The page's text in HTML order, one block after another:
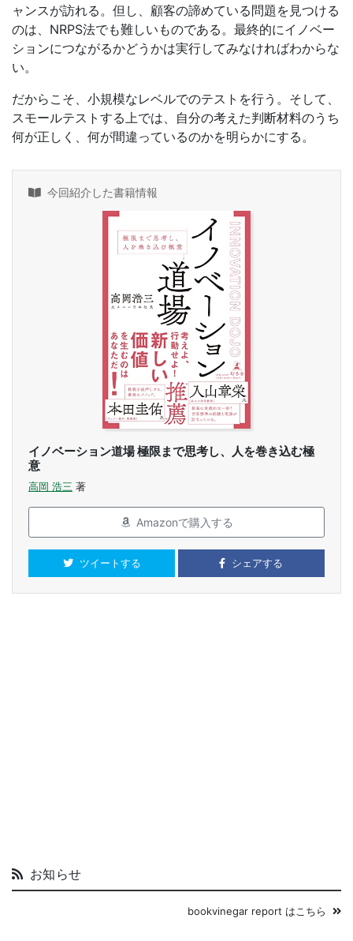
ャンスが訪れる。但し、顧客の諦めている問題を見つける
のは、NRPS法でも難しいものである。最終的にイノベー
ションにつながるかどうかは実行してみなければわからな
い。
だからこそ、小規模なレベルでのテストを行う。そして、
スモールテストする上では、自分の考えた判断材料のうち
何が正しく、何が間違っているのかを明らかにする。
今回紹介した書籍情報
イノベーション道場 極限まで思考し、人を巻き込む極
意
高岡 浩三 著
Amazonで購入する
ツイートする シェアする
お知らせ
bookvinegar report はこちら